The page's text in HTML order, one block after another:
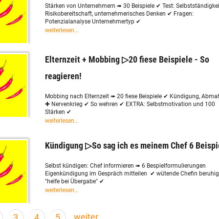
Stärken von Unternehmern ➠ 30 Beispiele ✔ Test:
Risikobereitschaft, unternehmerisches Denken ✔ Fragen:
Potenzialanalyse Unternehmertyp ✔
weiterlesen...
Elternzeit + Mobbing ▷20 fiese Beispiele - So
reagieren!
Mobbing nach Elternzeit ➠ 20 fiese Beispiele ✔ Kündigung,
✚ Nervenkrieg ✔ So wehren ✔ EXTRA: Selbstmotivation und 100
Stärken ✔
weiterlesen...
Kündigung ▷So sag ich es meinem Chef 6
Selbst kündigen: Chef informieren ➠ 6 Bespielformulierungen
Eigenkündigung im Gespräch mitteilen ✔ wütende Chefin
"helfe bei Übergabe" ✔
weiterlesen...
weiter